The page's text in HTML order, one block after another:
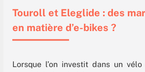
Touroll et Eleglide : des
en matière d’e-bikes ?
Lorsque l’on investit dans un